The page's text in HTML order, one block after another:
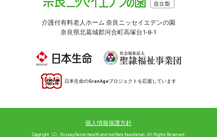
介護付有料老人ホーム 奈良ニッセイエデンの園
奈良県北葛城郡河合町高塚台1-8-1
日本生命のGranAgeプロジェクトを応援しています
個人情報保護方針
Copyright（C）Nissay-Seirei health and welfare foundation. All Rights Reserved.